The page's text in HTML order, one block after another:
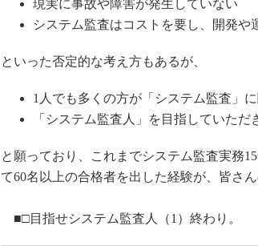
現実に事故や障害が発生していない
システム監査はコストを要し、開発や
といった否定的な考え方もあるが、
1人でも多くの方が「システム監査」
「システム監査人」を目指していただ
と願っており、これまでシステム監査実務
て60名以上の合格者を出した経験が、皆さ
■□目指せシステム監査人（1）終わり。